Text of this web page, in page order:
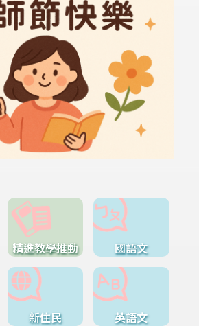
精進教學推動 國語文
新住民 英語文